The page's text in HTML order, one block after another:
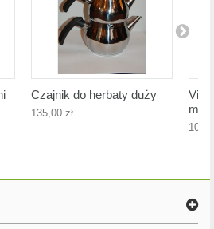
Czajnik do herbaty duży
135,00 zł
mini